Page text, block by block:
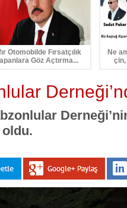
Otomobilde Fırsatçılık
Göz Açtırma...
Ne